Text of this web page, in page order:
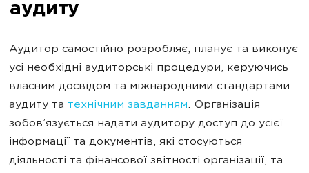
аудиту
Аудитор самостійно розробляє, планує та виконує
усі необхідні аудиторські процедури, керуючись
власним досвідом та міжнародними стандартами
аудиту та технічним завданням. Організація
зобов’язується надати аудитору доступ до усієї
інформації та документів, які стосуються
діяльності та фінансової звітності організації, та